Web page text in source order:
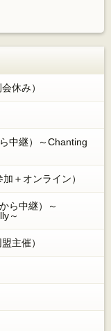
休み）
中継）～Chanting
＋オンライン）
ら中継）～
～
盟主催）